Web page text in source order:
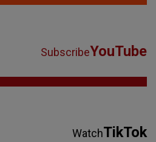
SubscribeYouTube
WatchTikTok